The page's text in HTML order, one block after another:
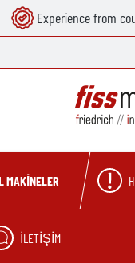
Experience from
MAKINELER
İLETIŞIM